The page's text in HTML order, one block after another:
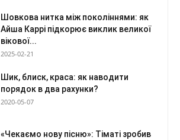
Шовкова нитка між поколіннями: як
Айша Каррі підкорює виклик великої
вікової...
2025-02-21
Шик, блиск, краса: як наводити
порядок в два рахунки?
2020-05-07
«Чекаємо нову пісню»: Тіматі зробив